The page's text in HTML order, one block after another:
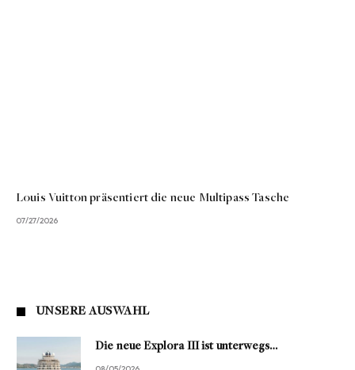
Louis Vuitton präsentiert die neue Multipass Tasche
07/27/2026
UNSERE AUSWAHL
Die neue Explora III ist unterwegs…